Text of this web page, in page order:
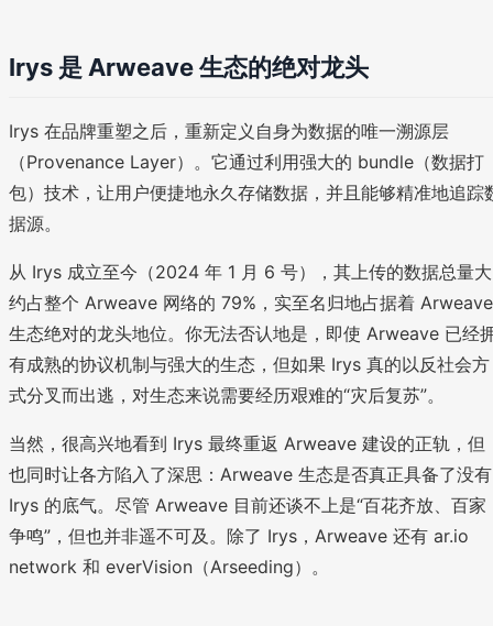
Irys 是 Arweave 生态的绝对龙头
Irys 在品牌重塑之后，重新定义自身为数据的唯一溯源层
（Provenance Layer）。它通过利用强大的 bundle（数据打
包）技术，让用户便捷地永久存储数据，并且能够精准地追踪
据源。
从 Irys 成立至今（2024 年 1 月 6 号），其上传的数据总量大
约占整个 Arweave 网络的 79%，实至名归地占据着 Arweave
生态绝对的龙头地位。你无法否认地是，即使 Arweave 已经
有成熟的协议机制与强大的生态，但如果 Irys 真的以反社会方
式分叉而出逃，对生态来说需要经历艰难的“灾后复苏”。
当然，很高兴地看到 Irys 最终重返 Arweave 建设的正轨，但
也同时让各方陷入了深思：Arweave 生态是否真正具备了没有
Irys 的底气。尽管 Arweave 目前还谈不上是“百花齐放、百家
争鸣”，但也并非遥不可及。除了 Irys，Arweave 还有 ar.io
network 和 everVision（Arseeding）。